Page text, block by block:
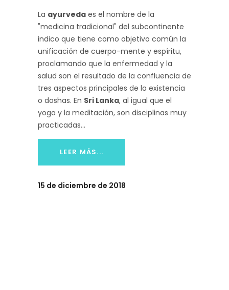
La ayurveda es el nombre de la
"medicina tradicional" del subcontinente
indico que tiene como objetivo común la
unificación de cuerpo-mente y espíritu,
proclamando que la enfermedad y la
salud son el resultado de la confluencia de
tres aspectos principales de la existencia
o doshas. En Sri Lanka, al igual que el
yoga y la meditación, son disciplinas muy
practicadas
LEER MÁS...
15 de diciembre de 2018